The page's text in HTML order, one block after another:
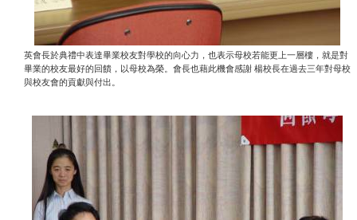
英會長於典禮中表達畢業校友對學校的向心力，也表示母校若能更上一層樓，就是對
畢業的校友最好的回饋，以母校為榮。會長也藉此機會感謝 楊校長在過去三年對母校
與校友會的貢獻與付出。